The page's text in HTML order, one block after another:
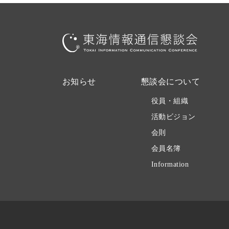
お知らせ 懇談会について
役員・組織
活動ビジョン
会則
会員名簿
Information